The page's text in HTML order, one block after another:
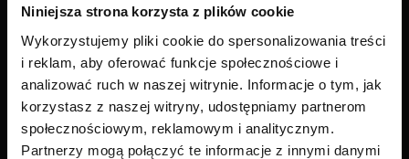
Niniejsza strona korzysta z plików cookie
Wykorzystujemy pliki cookie do spersonalizowania treści
i reklam, aby oferować funkcje społecznościowe i
analizować ruch w naszej witrynie. Informacje o tym, jak
korzystasz z naszej witryny, udostępniamy partnerom
społecznościowym, reklamowym i analitycznym.
Partnerzy mogą połączyć te informacje z innymi danymi
Krzesła i fotele
Akcesoria
Obsługa klienta
Export